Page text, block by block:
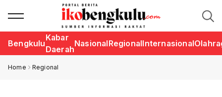
Bengkulu
Kabar
Daerah
NasionalRegionalInternasional
Home Regional